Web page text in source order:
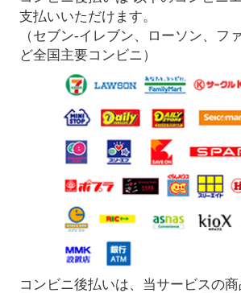
支払いいただけます。
（セブン-イレブン、ローソン、フ
ど全国主要コンビニ）
コンビニ後払いは、当サービスの